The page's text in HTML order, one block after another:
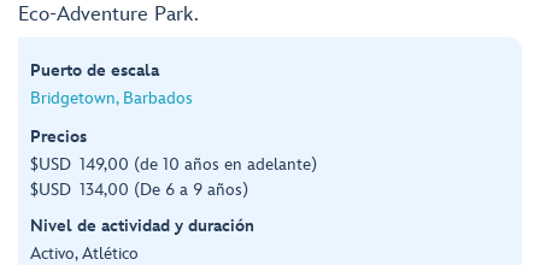
Eco-Adventure Park.
Puerto de escala
Bridgetown, Barbados
Precios
$USD 149,00 (de 10 años en adelante)
$USD 134,00 (De 6 a 9 años)
Nivel de actividad y duración
Activo, Atlético